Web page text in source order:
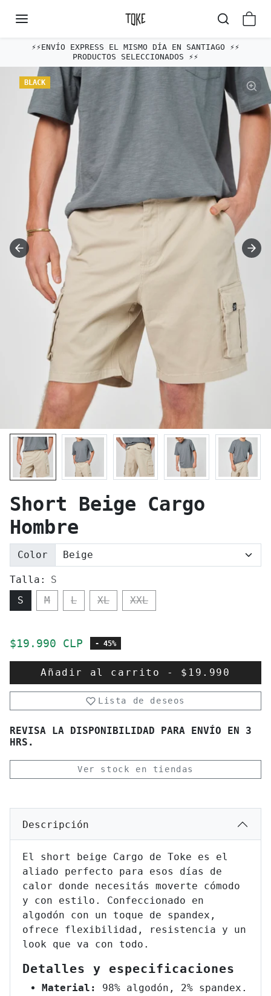
⚡️⚡️ENVÍO EXPRESS EL MISMO DÍA EN SANTIAGO ⚡️⚡️
PRODUCTOS SELECCIONADOS ⚡️⚡️
Omitir e ir a la información del producto
BLACK
Short Beige Cargo
Hombre
Color
Talla:
S
S
M L XL XXL
Precio de oferta
$19.990 CLP - 45%
Añadir al carrito - $19.990
Lista de deseos
REVISA LA DISPONIBILIDAD PARA ENVÍO EN 3
HRS.
Ver stock en tiendas
Descripción
El short beige Cargo de Toke es el
aliado perfecto para esos días de
calor donde necesitás moverte cómodo
y con estilo. Confeccionado en
algodón con un toque de spandex,
ofrece flexibilidad, resistencia y un
look que va con todo.
Detalles y especificaciones
Material:
98% algodón, 2% spandex.